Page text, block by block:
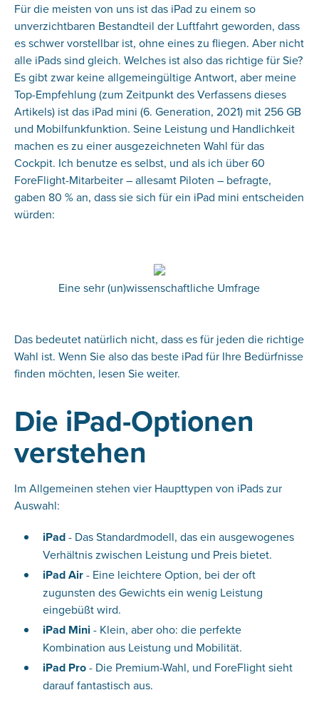
Für die meisten von uns ist das iPad zu einem so
unverzichtbaren Bestandteil der Luftfahrt geworden, dass
es schwer vorstellbar ist, ohne eines zu fliegen. Aber nicht
alle iPads sind gleich. Welches ist also das richtige für Sie?
Es gibt zwar keine allgemeingültige Antwort, aber meine
Top-Empfehlung (zum Zeitpunkt des Verfassens dieses
Artikels) ist das iPad mini (6. Generation, 2021) mit 256 GB
und Mobilfunkfunktion. Seine Leistung und Handlichkeit
machen es zu einer ausgezeichneten Wahl für das
Cockpit. Ich benutze es selbst, und als ich über 60
ForeFlight-Mitarbeiter – allesamt Piloten – befragte,
gaben 80 % an, dass sie sich für ein iPad mini entscheiden
würden:
Eine sehr (un)wissenschaftliche Umfrage
Das bedeutet natürlich nicht, dass es für jeden die richtige
Wahl ist. Wenn Sie also das beste iPad für Ihre Bedürfnisse
finden möchten, lesen Sie weiter.
Die iPad-Optionen
verstehen
Im Allgemeinen stehen vier Haupttypen von iPads zur
Auswahl:
iPad- Das Standardmodell, das ein ausgewogenes
Verhältnis zwischen Leistung und Preis bietet.
iPad Air- Eine leichtere Option, bei der oft
zugunsten des Gewichts ein wenig Leistung
eingebüßt wird.
iPad Mini - Klein, aber oho: die perfekte
Kombination aus Leistung und Mobilität.
iPad Pro- Die Premium-Wahl, und ForeFlight sieht
darauf fantastisch aus.